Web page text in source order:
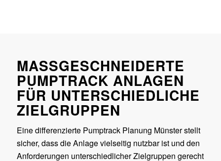
MASSGESCHNEIDERTE P
UMPTRACK ANLAGEN F
ÜR UNTERSCHIEDLICHE Z
IELGRUPPEN
Eine differenzierte Pumptrack Planung Münster stellt
sicher, dass die Anlage vielseitig nutzbar ist und den
Anforderungen unterschiedlicher Zielgruppen gerecht